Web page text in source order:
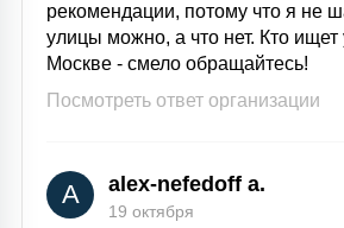
С УПРАВЛЕНИЕМ
рекомендации, потому что я не
улицы можно, а что нет. Кто ищет
Москве - смело обращайтесь!
Посмотреть ответ организации
A alex-nefedoff a.
19 октября